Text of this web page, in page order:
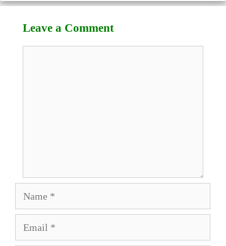
Leave a Comment